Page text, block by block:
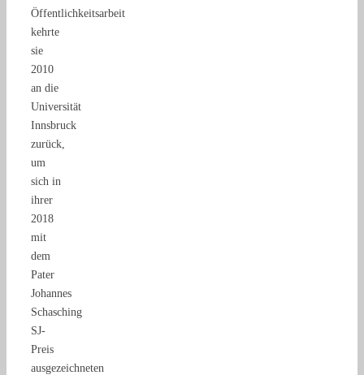
Öffentlichkeitsarbeit
kehrte
sie
2010
an die
Universität
Innsbruck
zurück,
um
sich in
ihrer
2018
mit
dem
Pater
Johannes
Schasching
SJ-
Preis
ausgezeichneten